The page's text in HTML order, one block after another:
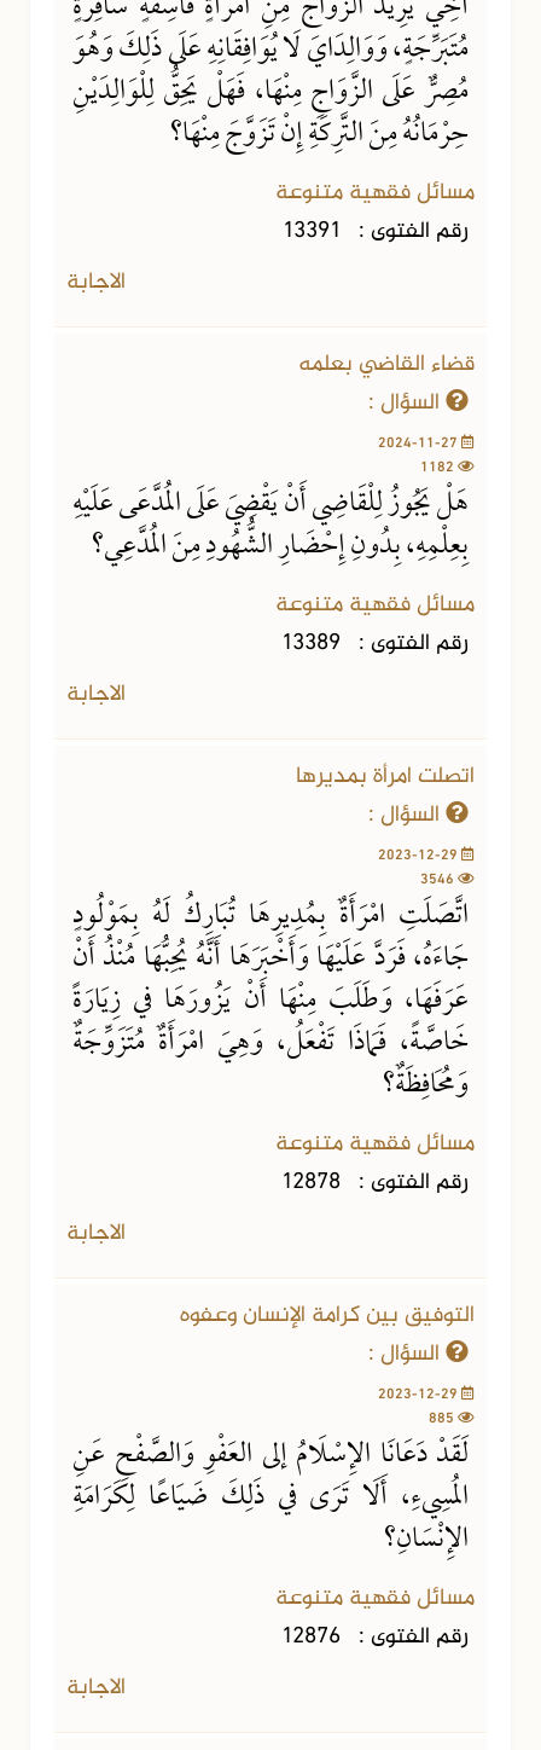
مُتَبَرِّجَةٍ، وَوَالِدَايَ لَا يُوَافِقَانِهِ عَلَى ذَلِكَ وَهُوَ
مُصِرٌّ عَلَى الزَّوَاجِ مِنْهَا، فَهَلْ يَحِقُّ لِلْوَالِدَيْنِ
حِرْمَانُهُ مِنَ التَّرِكَةِ إِنْ تَزَوَّجَ مِنْهَا؟
مسائل فقهية متنوعة
رقم الفتوى : 13391
الاجابة
قضاء القاضي بعلمه
السؤال :
هَلْ يَجُوزُ لِلْقَاضِي أَنْ يَقْضِيَ عَلَى المُدَّعَى عَلَيْهِ
بِعِلْمِهِ، بِدُونِ إِحْضَارِ الشُّهُودِ مِنَ المُدَّعِي؟
مسائل فقهية متنوعة
رقم الفتوى : 13389
الاجابة
اتصلت امرأة بمديرها
السؤال :
اتَّصَلَتِ امْرَأَةٌ بِمُدِيرِهَا تُبَارِكُ لَهُ بِمَوْلُودٍ
جَاءَهُ، فَرَدَّ عَلَيْهَا وَأَخْبَرَهَا أَنَّهُ يُحِبُّهَا مُنْذُ أَنْ
عَرَفَهَا، وَطَلَبَ مِنْهَا أَنْ يَزُورَهَا في زِيَارَةً
خَاصَّةً، فَمَاذَا تَفْعَلُ، وَهِيَ امْرَأَةٌ مُتَزَوِّجَةٌ
وَمُحَافِظَةٌ؟
مسائل فقهية متنوعة
رقم الفتوى : 12878
الاجابة
التوفيق بين كرامة الإنسان وعفوه
السؤال :
لَقَدْ دَعَانَا الإِسْلَامُ إلى العَفْوِ وَالصَّفْحِ عَنِ
المُسِيءِ، أَلَا تَرَى في ذَلِكَ ضَيَاعًا لِكَرَامَةِ
الإِنْسَانِ؟
مسائل فقهية متنوعة
رقم الفتوى : 12876
الاجابة